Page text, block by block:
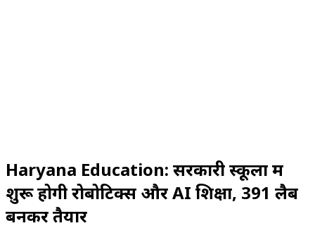
Haryana Education: सरकारी स्कूलों में
शुरू होगी रोबोटिक्स और AI शिक्षा, 391 लैब
बनकर तैयार